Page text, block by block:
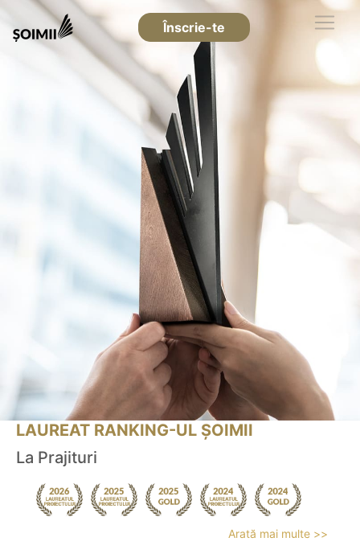
Înscrie-te
LAUREAT RANKING-UL ȘOIMII
La Prajituri
Arată mai multe >>